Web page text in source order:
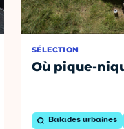
SÉLECTION
Où pique-
Balades urbaines